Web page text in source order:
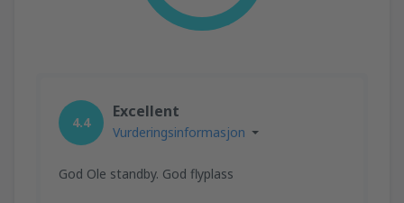
4.4
Excellent
Vurderingsinformasjon
God Ole standby. God flyplass